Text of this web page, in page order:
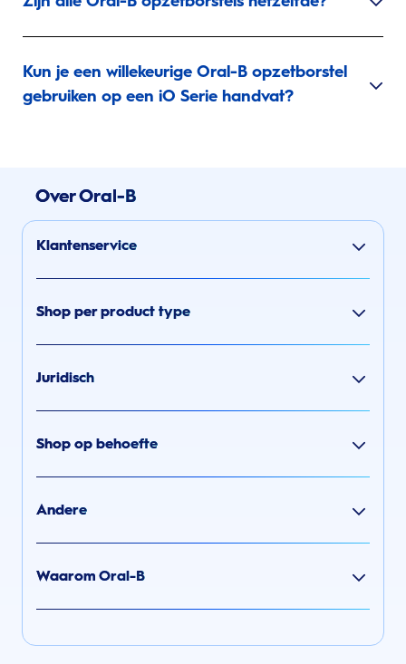
Kun je een willekeurige Oral-B opzetborstel
gebruiken op een iO Serie handvat?
Over Oral-B
Klantenservice
Shop per product type
Juridisch
Shop op behoefte
Andere
Waarom Oral-B